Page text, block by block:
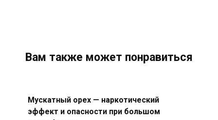
Вам также может понравиться
Мускатный орех — наркотический
эффект и опасности при большом